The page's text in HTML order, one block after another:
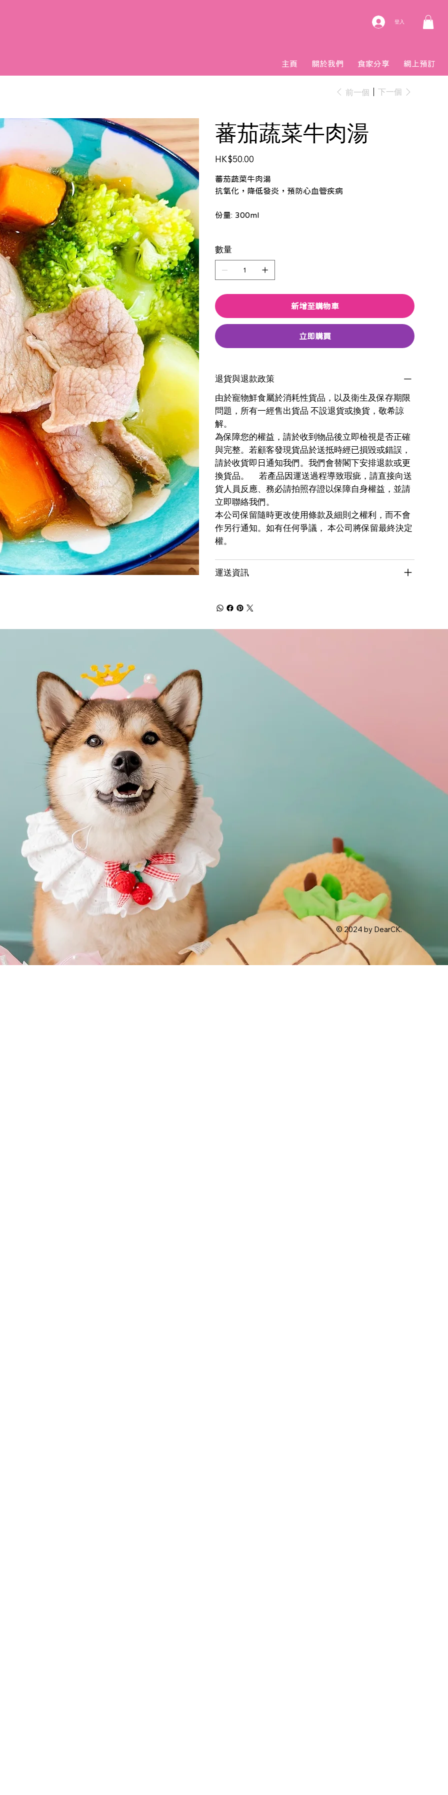
主頁 關於我們 食家分享 網上預訂
登入
前一個 下一個
蕃茄蔬菜牛肉湯
價
格HK$50.00
蕃茄蔬菜牛肉湯
抗氧化，降低發炎，預防心血管疾病
份量: 300ml
數量
新增至購物車
立即購買
退貨與退款政策
由於寵物鮮食屬於消耗性貨品，以及衛生及保存期限
問題，所有一經售出貨品 不設退貨或換貨，敬希諒
解。
為保障您的權益，請於收到物品後立即檢視是否正確
與完整。若顧客發現貨品於送抵時經已損毀或錯誤，
請於收貨即日通知我們。我們會替閣下安排退款或更
換貨品。 若產品因運送過程導致瑕疵，請直接向送
貨人員反應、務必請拍照存證以保障自身權益，並請
立即聯絡我們。
本公司保留隨時更改使用條款及細則之權利，而不會
作另行通知。如有任何爭議， 本公司將保留最終決定
權。
運送資訊
© 2024 by DearCK.